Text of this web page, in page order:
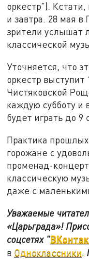
оркестр").
и завтра. 28 мая в
зрители услышат
классической
Уточняется, что
оркестр выступит
Чистяковской
каждую субботу и
будет играть до 9
Практика
горожане с
променад-
классическую
даже с
Уважаемые
«Царьграда»!
соцсетях "
в Одноклассники.